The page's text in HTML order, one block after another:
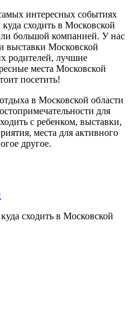
интересных событиях
сходить в Московской
большой компанией. У нас
выставки Московской
родителей, лучшие
места Московской
посетить!
в Московской области
для
с ребенком, выставки,
места для активного
другое.
сходить в Московской